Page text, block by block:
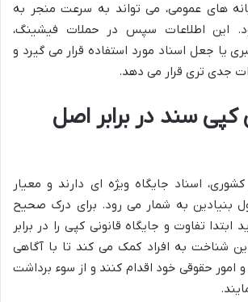
های عمومی، می تواند به سرعت منجر به
این اطلاعات سپس در حملات فیشینگ،
یا جعل اسناد مورد استفاده قرار می گیرد و
جدی تری قرار می دهد.
کپی سند در برابر اصل
اسناد جایگاه ویژه ای دارند و معیار
بنیادین به شمار می رود. برای درک صحیح
تفاوت و جایگاه قانونی کپی را در برابر
شناخت به افراد کمک می کند تا با آگاهی
امور حقوقی خود اقدام کنند و از سوء برداشت